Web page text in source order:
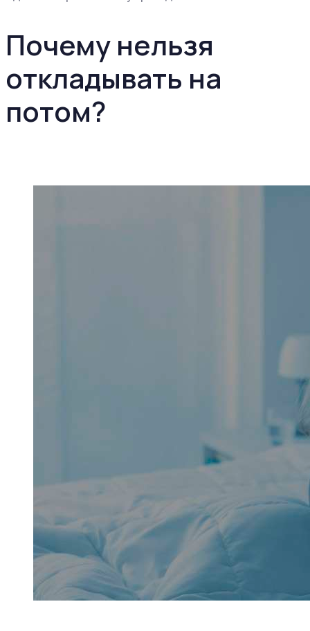
Почему нельзя
откладывать на
потом?